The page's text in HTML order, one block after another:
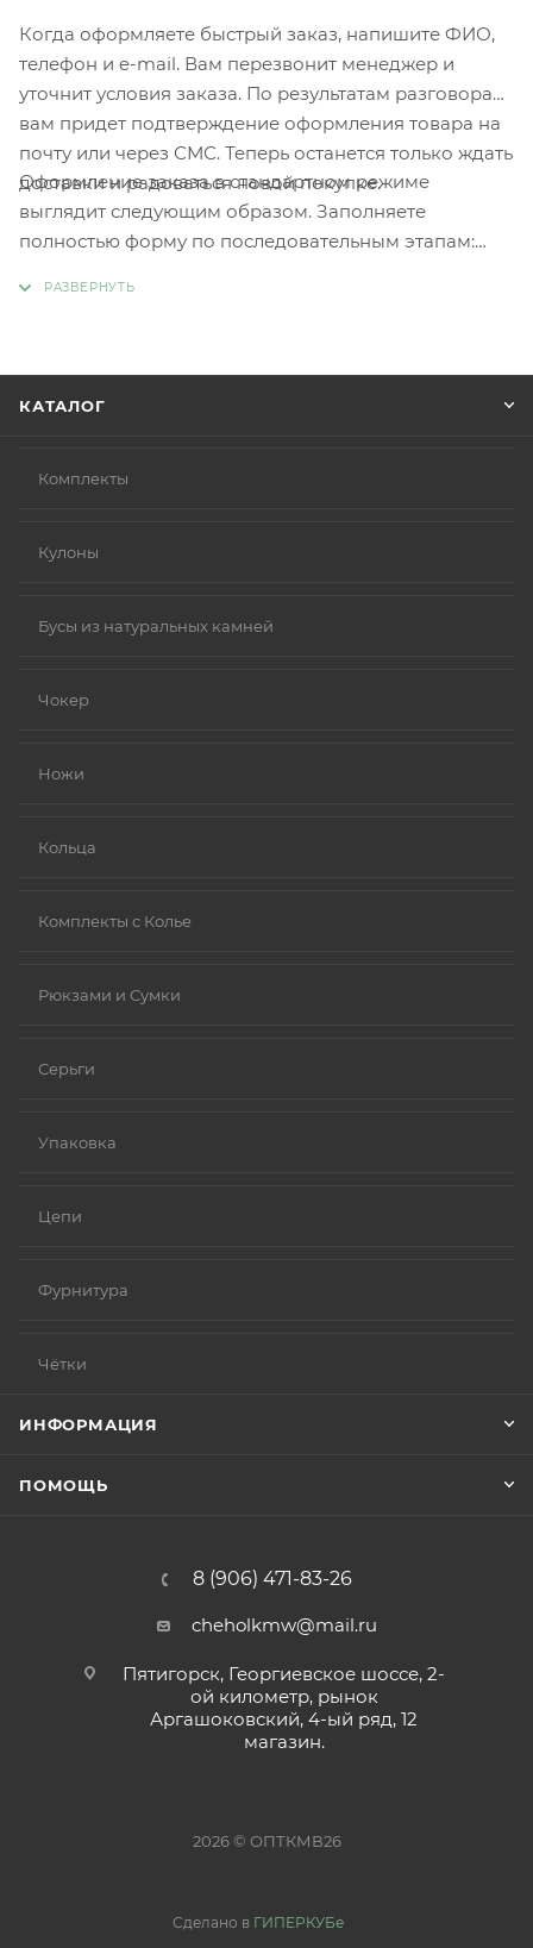
Когда оформляете быстрый заказ, напишите ФИО,
телефон и e-mail. Вам перезвонит менеджер и
уточнит условия заказа. По результатам разговора
вам придет подтверждение оформления товара на
почту или через СМС. Теперь останется только ждать
доставки и радоваться новой покупке.
Оформление заказа в стандартном режиме
выглядит следующим образом. Заполняете
полностью форму по последовательным этапам:
КАТАЛОГ
Комплекты
Кулоны
Бусы из натуральных камней
Чокер
Ножи
Кольца
Комплекты с Колье
Рюкзами и Сумки
Серьги
Упаковка
Цепи
Фурнитура
Чётки
ИНФОРМАЦИЯ
ПОМОЩЬ
8 (906) 471-83-26
cheholkmw@mail.ru
Пятигорск, Георгиевское шоссе, 2-
ой километр, рынок
Аргашоковский, 4-ый ряд, 12
магазин.
2026 © ОПТКМВ26
Сделано в ГИПЕРКУБе